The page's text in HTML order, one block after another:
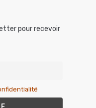
pour recevoir